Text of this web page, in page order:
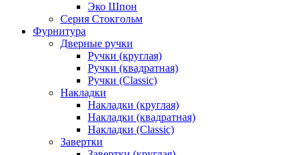
Эко Шпон
Серия Стокгольм
Фурнитура
Дверные ручки
Ручки (круглая)
Ручки (квадратная)
Ручки (Classic)
Накладки
Накладки (круглая)
Накладки (квадратная)
Накладки (Classic)
Завертки